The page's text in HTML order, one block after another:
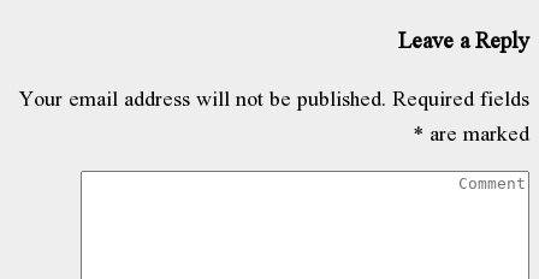
Leave a
Your email address will not be published. Required
are
*